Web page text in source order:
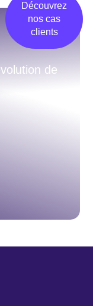
de
Découvrez
nos cas
clients